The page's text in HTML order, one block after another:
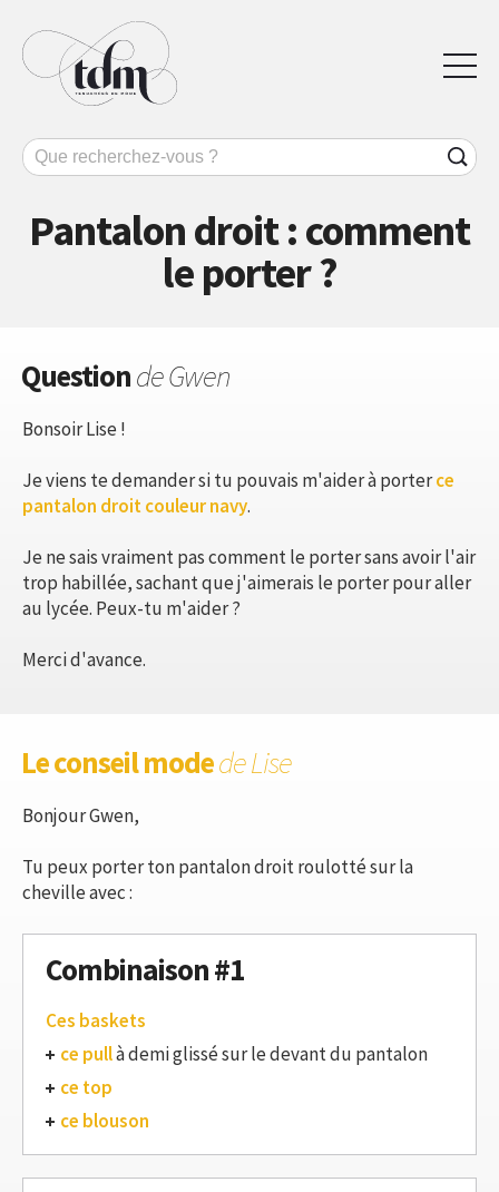
Pantalon droit : comment
le porter ?
Questionde Gwen
Bonsoir Lise !
Je viens te demander si tu pouvais m'aider à porterce
pantalon droit couleur navy.
Je ne sais vraiment pas comment le porter sans avoir l'air
trop habillée, sachant que j'aimerais le porter pour aller
au lycée. Peux-tu m'aider ?
Merci d'avance.
Le conseil modede Lise
Bonjour Gwen,
Tu peux porter ton pantalon droit roulotté sur la
cheville avec :
Combinaison #1
Ces baskets
ce pullà demi glissé sur le devant du pantalon
ce top
ce blouson